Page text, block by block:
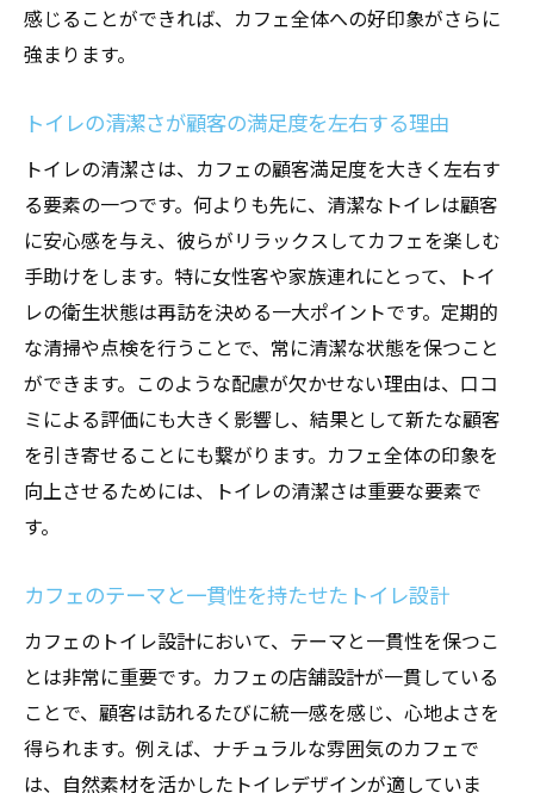
最新技術を活用したトイレの快適性向上
トイレ設計がカフェのブランディングに与
カフェ店舗設計におけるトイレデザインの最適
化方法
顧客の導線を考慮したトイレの配置
トイレのスペース効率を最大化する設計
店舗全体のテーマと調和したデザイン手法
トイレ設計におけるコストパフォーマンス
の追求
持続可能な素材を使用したエコなトイレ設
計
スタッフの作業効率を考えたトイレレイア
る理由
トイレのデザインがもたらす顧客の第一印
象
統一感のあるトイレが店舗のブランドイメ
ージを高める
感じることができれば、カフェ全体への好印象がさらに
強まります。
トイレの清潔さが顧客の満足度を左右する理由
トイレの清潔さは、カフェの顧客満足度を大きく左右す
る要素の一つです。何よりも先に、清潔なトイレは顧客
に安心感を与え、彼らがリラックスしてカフェを楽しむ
手助けをします。特に女性客や家族連れにとって、トイ
レの衛生状態は再訪を決める一大ポイントです。定期的
な清掃や点検を行うことで、常に清潔な状態を保つこと
ができます。このような配慮が欠かせない理由は、口コ
ミによる評価にも大きく影響し、結果として新たな顧客
を引き寄せることにも繋がります。カフェ全体の印象を
向上させるためには、トイレの清潔さは重要な要素で
す。
カフェのテーマと一貫性を持たせたトイレ設計
カフェのトイレ設計において、テーマと一貫性を保つこ
とは非常に重要です。カフェの店舗設計が一貫している
ことで、顧客は訪れるたびに統一感を感じ、心地よさを
得られます。例えば、ナチュラルな雰囲気のカフェで
は、自然素材を活かしたトイレデザインが適していま